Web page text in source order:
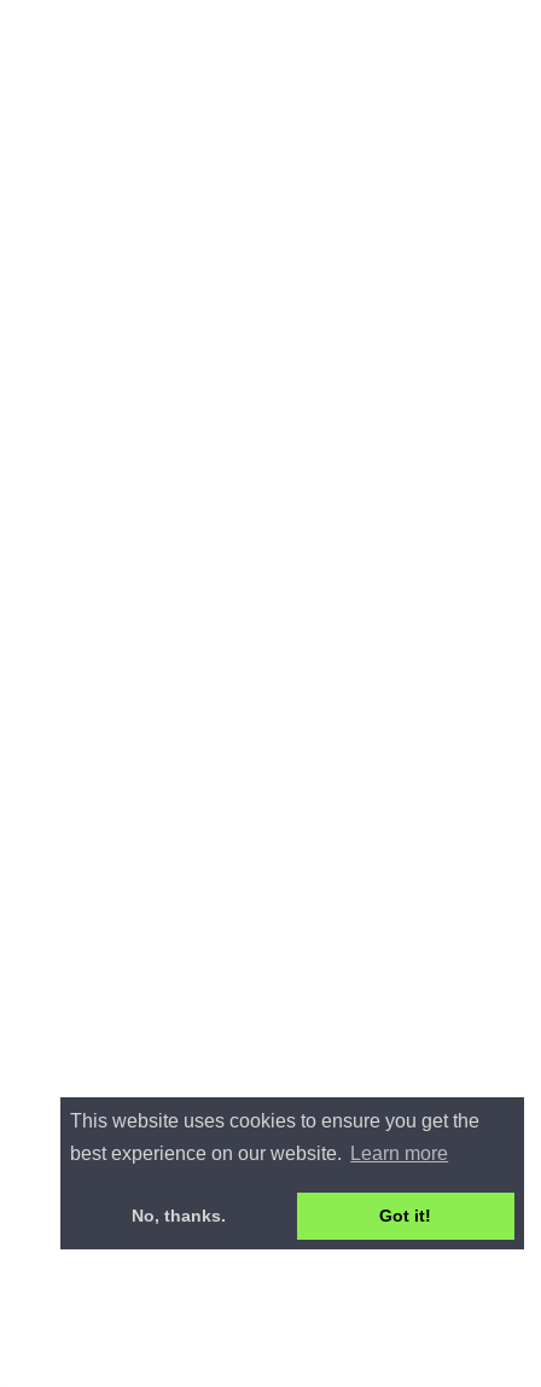
This website uses cookies to ensure you get the
best experience on our website.
Learn more
No, thanks. Got it!